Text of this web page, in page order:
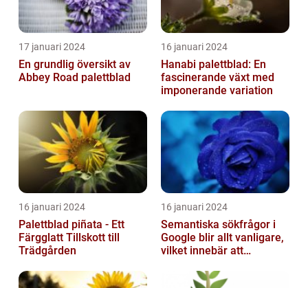
17 januari 2024
En grundlig översikt av
Abbey Road palettblad
16 januari 2024
Hanabi palettblad: En
fascinerande växt med
imponerande variation
16 januari 2024
Palettblad piñata - Ett
Färgglatt Tillskott till
Trädgården
16 januari 2024
Semantiska sökfrågor i
Google blir allt vanligare,
vilket innebär att
att fö...